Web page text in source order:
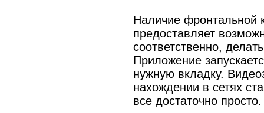
Наличие фронтальной
предоставляет
соответственно,
Приложение
нужную вкладку.
нахождении в сетях
все достаточно